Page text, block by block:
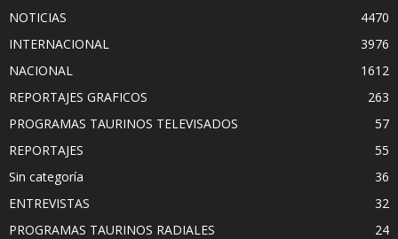
NOTICIAS
4470
INTERNACIONAL
3976
NACIONAL
1612
REPORTAJES GRAFICOS
263
PROGRAMAS TAURINOS TELEVISADOS
57
REPORTAJES
55
Sin categoría
36
ENTREVISTAS
32
PROGRAMAS TAURINOS RADIALES
24